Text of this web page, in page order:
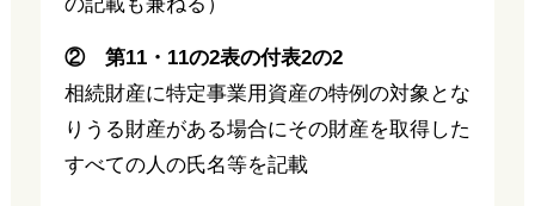
② 第11・11の2表の付表2の2
相続財産に特定事業用資産の特例の対象とな
りうる財産がある場合にその財産を取得した
すべての人の氏名等を記載